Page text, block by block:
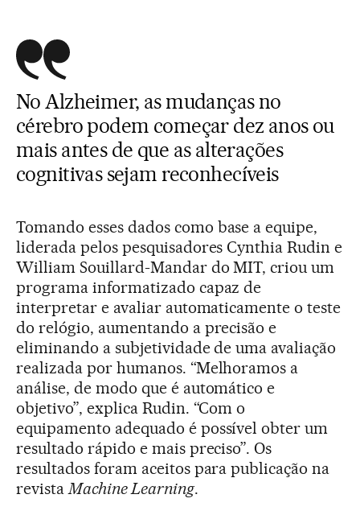
No Alzheimer, as mudanças no
cérebro podem começar dez anos ou
mais antes de que as alterações
cognitivas sejam reconhecíveis
Tomando esses dados como base a equipe,
liderada pelos pesquisadores Cynthia Rudin e
William Souillard-Mandar do MIT, criou um
programa informatizado capaz de
interpretar e avaliar automaticamente o teste
do relógio, aumentando a precisão e
eliminando a subjetividade de uma avaliação
realizada por humanos. “Melhoramos a
análise, de modo que é automático e
objetivo”, explica Rudin. “Com o
equipamento adequado é possível obter um
resultado rápido e mais preciso”. Os
resultados foram aceitos para publicação na
revistaMachine Learning.